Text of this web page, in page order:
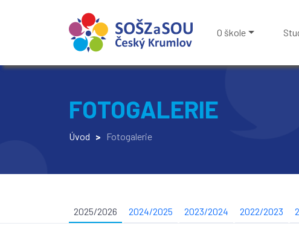
O škole
FOTOGALERIE
Úvod > Fotogalerie
2025/2026 2024/2025 2023/2024 2022/2023